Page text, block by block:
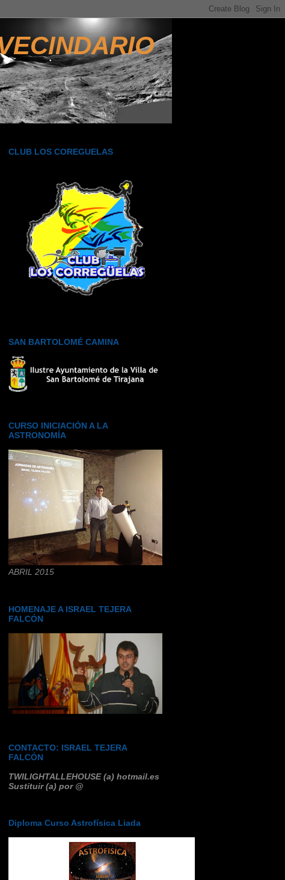
CLUB LOS COREGUELAS
SAN BARTOLOMÉ CAMINA
CURSO INICIACIÓN A LA
ASTRONOMÍA
ABRIL 2015
HOMENAJE A ISRAEL TEJERA
FALCÓN
CONTACTO: ISRAEL TEJERA
FALCÓN
TWILIGHTALLEHOUSE (a) hotmail.es
Sustituir (a) por @
Diploma Curso Astrofísica Liada